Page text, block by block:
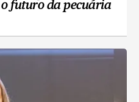
futuro da pecuária